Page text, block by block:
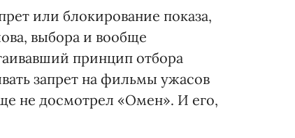
или блокирование показа,
выбора и вообще
принцип отбора
запрет на фильмы ужасов
не досмотрел «Омен». И его,